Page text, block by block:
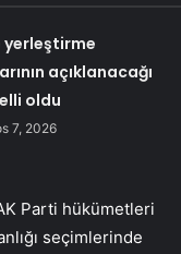
yerleştirme
açıklanacağı
oldu
7, 2026
Parti hükümetleri
seçimlerinde